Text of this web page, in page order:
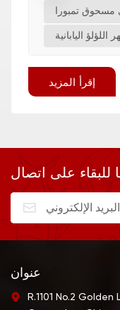
مسحوق تمبورا
اليابانية
إقرأ المزيد
للبقاء على اتصال
عنوان
R.1101 No.2